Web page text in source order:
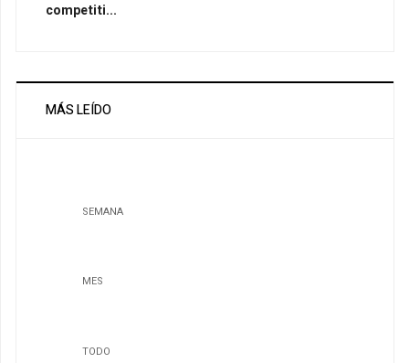
competiti...
MÁS LEÍDO
SEMANA
MES
TODO